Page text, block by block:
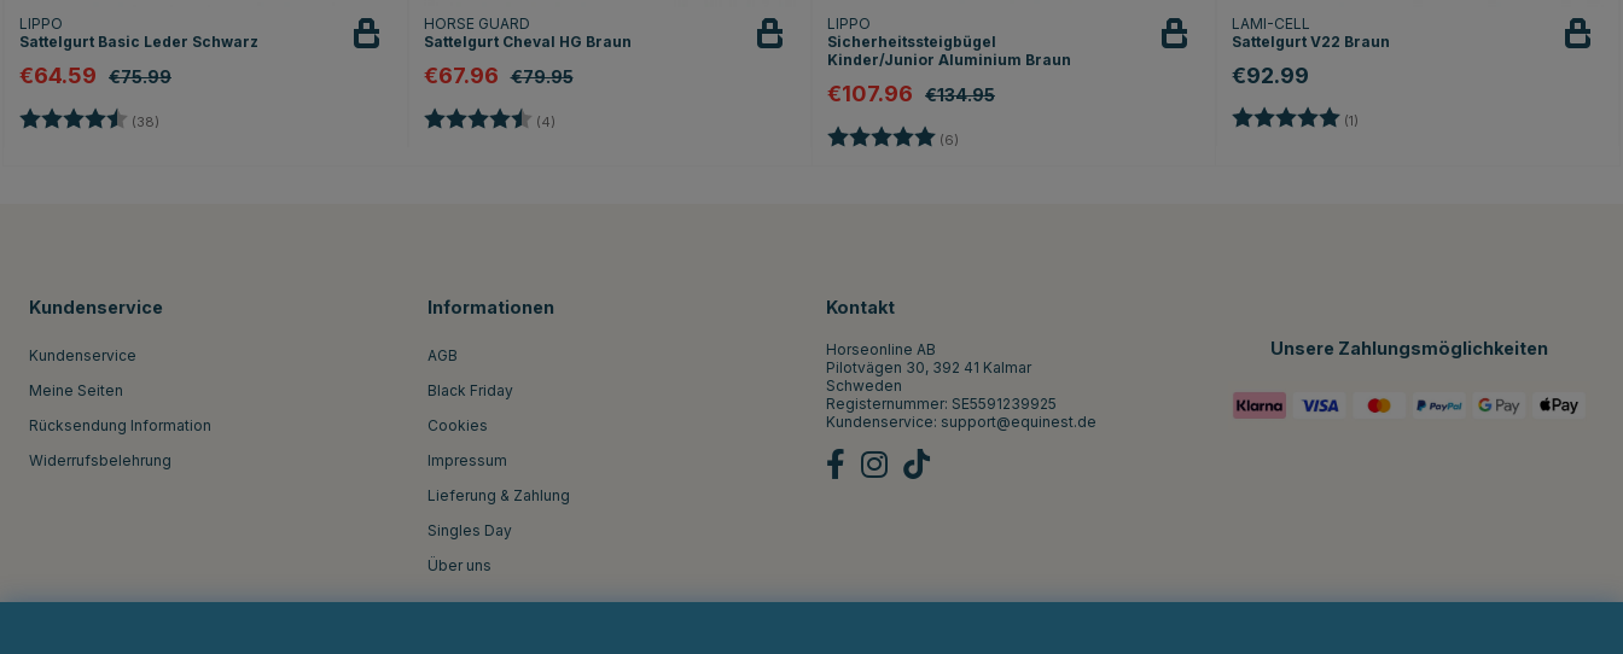
LIPPO
Sattelgurt Basic Leder Schwarz
€64.59 €75.99
Bewertung: (38)
HORSE GUARD
Sattelgurt Cheval HG Braun
€67.96 €79.95
Bewertung: (4)
LIPPO
Sicherheitssteigbügel
Kinder/Junior Aluminium Braun
€107.96 €134.95
Bewertung: (6)
LAMI-CELL
Sattelgurt V22 Braun
€92.99
Bewertung: (1)
Kundenservice
Kundenservice
Meine Seiten
Rücksendung Information
Widerrufsbelehrung
Informationen
AGB
Black Friday
Cookies
Impressum
Lieferung & Zahlung
Singles Day
Über uns
Kontakt
Horseonline AB
Pilotvägen 30, 392 41 Kalmar
Schweden
Registernummer: SE5591239925
Kundenservice: support@equinest.de
Unsere Zahlungsmöglichkeiten